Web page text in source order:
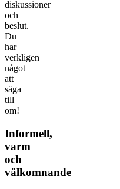
diskussioner
och
beslut.
Du
har
verkligen
något
att
säga
till
om!
Informell,
varm
och
välkomnande